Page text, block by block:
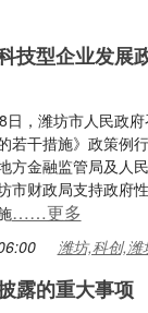
技型企业发展
日，潍坊市人民政
若干措施》政策例
方金融监管局及人
市财政局支持政府
……更多
潍坊,科创,
露的重大事项